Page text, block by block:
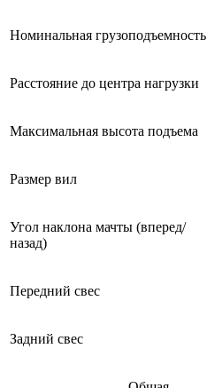
Номинальная грузоподъемность
Расстояние до центра нагрузки
Максимальная высота подъема
Размер вил
Угол наклона мачты (вперед/
назад)
Передний свес
Задний свес